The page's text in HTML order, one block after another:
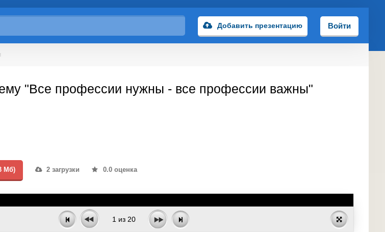
Добавить презентацию Войти
"Все профессии нужны - все профессии важны"
Мб) 2 загрузки 0.0 оценка
1 из 20